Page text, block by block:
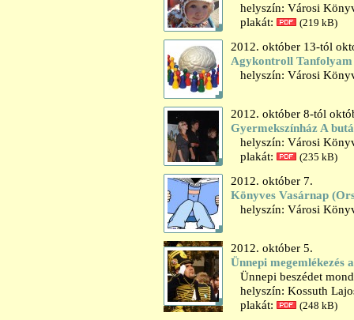
helyszín: Városi
plakát:
(219 kB)
2012. október 13-tól
Agykontroll Tanfolyam
helyszín: Városi
2012. október 8-tól
Gyermekszínház A
helyszín: Városi
plakát:
(235 kB)
2012. október 7.
Könyves Vasárnap
helyszín: Városi
2012. október 5.
Ünnepi megemlékezés
Ünnepi beszédet
helyszín: Kossuth
plakát:
(248 kB)